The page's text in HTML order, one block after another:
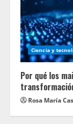
Ciencia y
Por qué los
Rosa María